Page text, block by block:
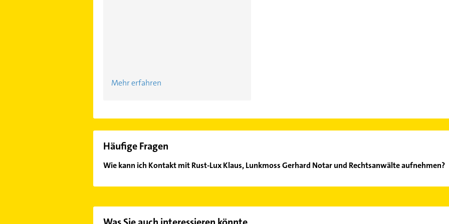
Mehr erfahren
Häufige Fragen
Wie kann ich Kontakt mit Rust-Lux Klaus, Lunkmoss Gerhard Notar und Rechtsanwälte aufnehmen?